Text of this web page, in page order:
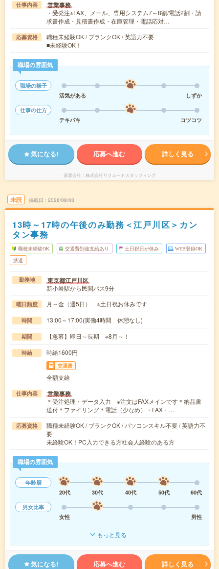
仕事内容 営業事務
・受発注※FAX、メール、専用システム7～8割/電話2割・請
求書作成・見積書作成・在庫管理・電話応対…
応募資格
職種未経験OK / ブランクOK / 英語力不要
■未経験OK！
職場の雰囲気
職場の様子
活気がある
しずか
仕事の仕方
テキパキ
コツコツ
気になる! 応募へ進む 詳しく見る
派遣会社 株式会社リクルートスタッフィング
未読 掲載日 2026/08/03
13時～17時の午後のみ勤務＜江戸川区＞カン
タン事務
職種未経験OK 交通費別途支給あり 土日祝日が休み WEB登録OK
派遣
勤務地 東京都江戸川区
新小岩駅から民間バス9分
曜日頻度 月～金（週5日） ※土日祝お休みです
時間 13:00～17:00(実働4時間 休憩なし)
期間 【急募】即日～長期 ※8月～！
時給 時給1600円
交通費
全額支給
仕事内容 営業事務
＊受注処理・データ入力 ※注文はFAXメインです＊納品書
送付＊ファイリング＊電話（少なめ）・FAX・…
応募資格
職種未経験OK / ブランクOK / パソコンスキル不要 / 英語力不
要
未経験OK！PC入力できる方社会人経験のある方
職場の雰囲気
年齢層
20代
30代 40代 50代
60代
男女比率
女性
男性
もっと見る
気になる! 応募へ進む 詳しく見る